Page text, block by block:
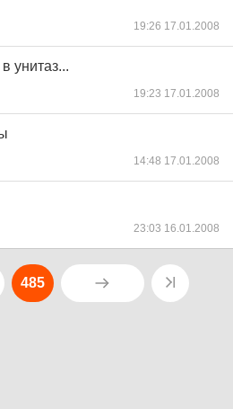
19:26 17.01.2008
унитаз...
19:23 17.01.2008
14:48 17.01.2008
23:03 16.01.2008
485